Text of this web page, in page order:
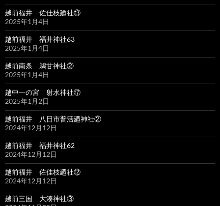
越前福井 佐佳枝廼社⑬
2025年1月4日
越前福井 福井神社63
2025年1月4日
越前南条 鵜甘神社②
2025年1月4日
越中一の宮 射水神社⑰
2025年1月2日
越前福井 八日市普活廼神社②
2024年12月12日
越前福井 福井神社62
2024年12月12日
越前福井 佐佳枝廼社⑫
2024年12月12日
越前三国 大湊神社③